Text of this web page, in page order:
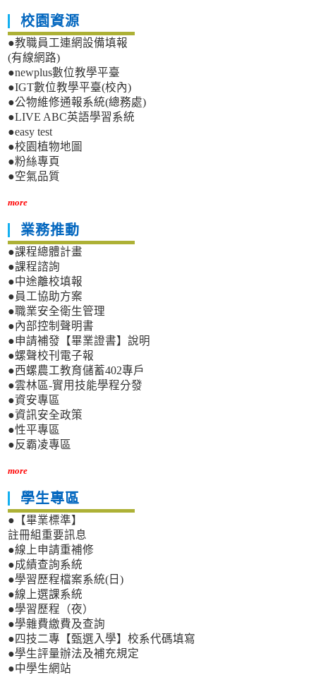
校園資源
●教職員工連網設備填報
(有線網路)
●newplus數位教學平臺
●IGT數位教學平臺(校內)
●公物維修通報系統(總務處)
●LIVE ABC英語學習系統
●easy test
●校園植物地圖
●粉絲專頁
●空氣品質
more
業務推動
●課程總體計畫
●課程諮詢
●中途離校填報
●員工協助方案
●職業安全衛生管理
●內部控制聲明書
●申請補發【畢業證書】說明
●螺聲校刊電子報
●西螺農工教育儲蓄402專戶
●雲林區-實用技能學程分發
●資安專區
●資訊安全政策
●性平專區
●反霸凌專區
more
學生專區
●【畢業標準】
註冊組重要訊息
●線上申請重補修
●成績查詢系統
●學習歷程檔案系統(日)
●線上選課系統
●學習歷程（夜）
●學雜費繳費及查詢
●四技二專【甄選入學】校系代碼填寫
●學生評量辦法及補充規定
●中學生網站